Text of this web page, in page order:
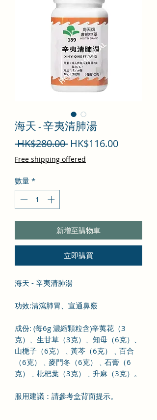
海天 - 辛夷清肺湯
HK$280.00 一
般
HK$116.00促
Free shipping offered
數量 *
新增至購物車
立即購買
海天 - 辛夷清肺湯
功效:清瀉肺胃、宣通鼻竅
成份: (每6g 濃縮顆粒含)辛荑花（3
克）、生甘草（3克）、知母（6克）、
山梔子（6克）﹑黃芩（6克）﹑百合
（6克）﹑麥門冬（6克）﹑石膏（6
克）﹑枇杷葉（3克）﹑升麻（3克）。
服用建議：請參考盒背面提示。